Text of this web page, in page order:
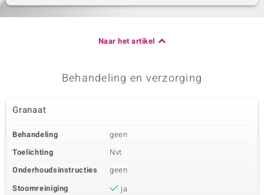
Naar het artikel
Behandeling en verzorging
Granaat
Behandeling
geen
Toelichting
Nvt
Onderhoudsinstructies
geen
Stoomreiniging
ja